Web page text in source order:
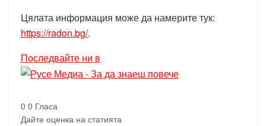
Цялата информация може да намерите тук:
https://radon.bg/.
Последвайте ни в
0 0 Гласа
Дайте оценка на статията